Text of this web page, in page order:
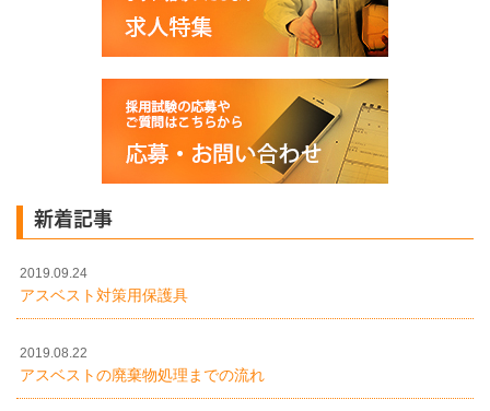
新着記事
2019.09.24
アスベスト対策用保護具
2019.08.22
アスベストの廃棄物処理までの流れ